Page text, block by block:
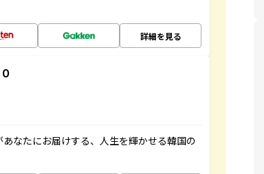
詳細を見る
なたにお届けする、人生を輝かせる韓国の